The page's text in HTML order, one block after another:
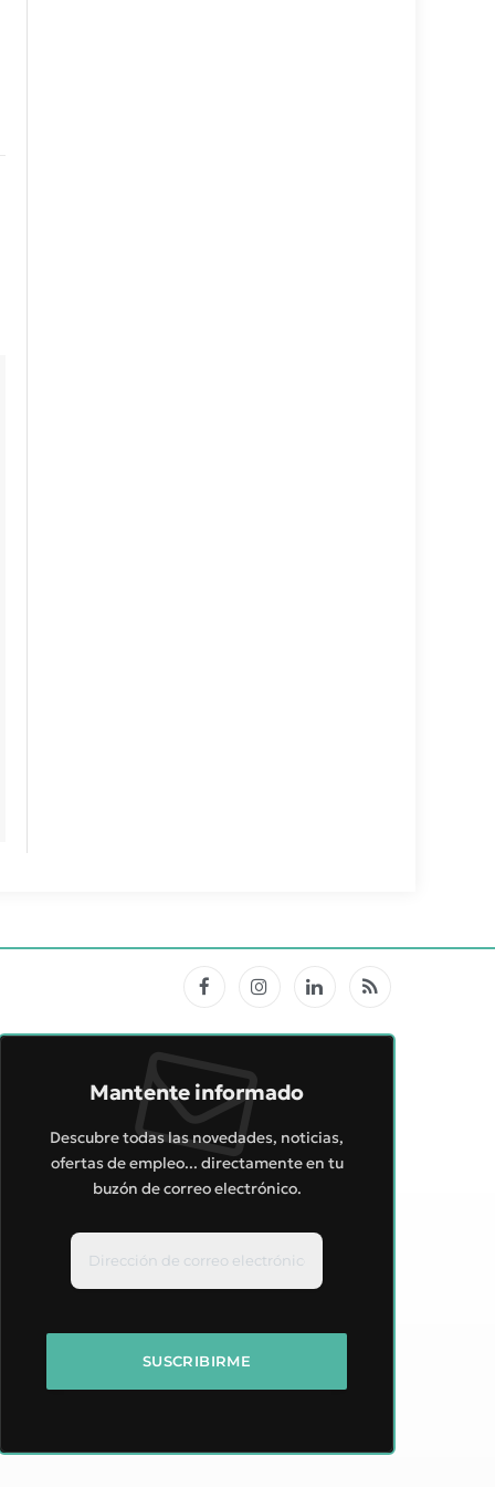
FacebookInstagramLinkedInRSS
Mantente informado
Descubre todas las novedades, noticias,
ofertas de empleo... directamente en tu
buzón de correo electrónico.